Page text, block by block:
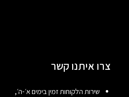
צרו איתנו קשר
שירות הלקוחות זמין בימים א׳-ה׳,